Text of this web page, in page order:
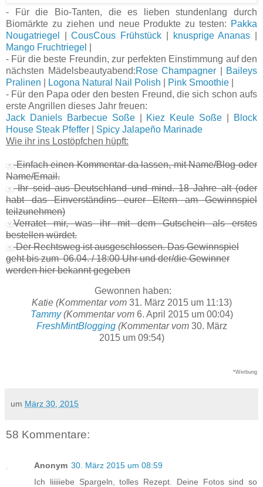
- Für die Bio-Tanten, die es lieben stundenlang durch
Biomärkte zu ziehen und neue Produkte zu testen: Pakka
Nougatriegel
|CousCous Frühstück knusprige Ananas
Mango Fruchtriegel
- Für die beste Freundin, zur perfekten Einstimmung auf den
nächsten Mädelsbeautyabend:Rose Champagner
Baileys
Pralinen
Logona Natural Nail Polish Pink Smoothie
- Für den Papa oder den besten Freund, die sich schon aufs
erste Angrillen dieses Jahr freuen:
Jack Daniels Barbecue Soße| Kiez Keule Soße
Block
House Steak Pfeffer
Spicy Jalapeño Marinade
Wie ihr ins Lostöpfchen hüpft:
Einfach einen Kommentar da lassen, mit Name/Blog oder
Name/Email.
Ihr seid aus Deutschland und mind. 18 Jahre alt (oder
habt das Einverständins eurer Eltern am Gewinnspiel
teilzunehmen)
Verratet mir, was ihr mit dem Gutschein als erstes
bestellen würdet.
Der Rechtsweg ist ausgeschlossen. Das Gewinnspiel
geht bis zum 06.04. / 18:00 Uhr und der/die Gewinner
werden hier bekannt gegeben
Gewonnen haben:
Katie (Kommentar vom 31. März 2015 um 11:13)
Tammy(Kommentar vom 6. April 2015 um 00:04)
FreshMintBlogging(Kommentar vom 30. März
2015 um 09:54)
*Werbung
um März 30, 2015
58 Kommentare:
Anonym 30. März 2015 um 08:59
Ich liiiiiebe Spargeln, tolles Rezept. Deine Fotos sind so